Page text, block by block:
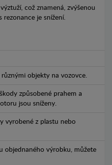
což znamená, zvýšenou
je snížení.
objekty na vozovce.
způsobené prahem a
jsou sníženy.
vyrobené z plastu nebo
objednaného výrobku, můžete